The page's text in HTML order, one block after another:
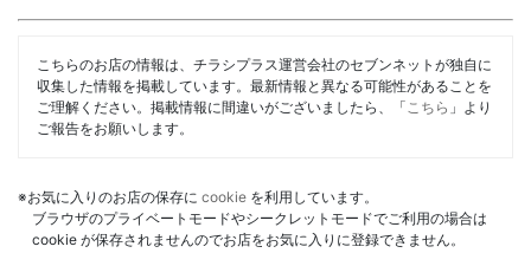
こちらのお店の情報は、チラシプラス運営会社のセブンネットが独自に
収集した情報を掲載しています。最新情報と異なる可能性があることを
ご理解ください。掲載情報に間違いがございましたら、「 こちら 」より
ご報告をお願いします。
※お気に入りのお店の保存に cookie を利用しています。
ブラウザのプライベートモードやシークレットモードでご利用の場合は
cookie が保存されませんのでお店をお気に入りに登録できません。